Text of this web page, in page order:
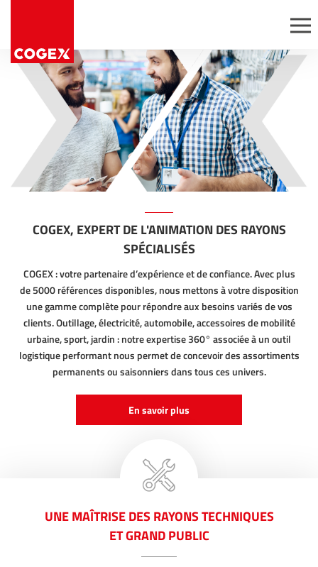
Expertise
Gammes
permanentes
Offres
promotionnelles
Opérations avec
services
Nous rejoindre
Découvrir Cogex
Postes ouverts
Candidatures
spontanées
Passez commande
COGEX, EXPERT DE L'ANIMATION DES RAYONS
SPÉCIALISÉS
COGEX : votre partenaire d’expérience et de confiance. Avec plus
de 5000 références disponibles, nous mettons à votre disposition
une gamme complète pour répondre aux besoins variés de vos
clients. Outillage, électricité, automobile, accessoires de mobilité
urbaine, sport, jardin : notre expertise 360° associée à un outil
logistique performant nous permet de concevoir des assortiments
permanents ou saisonniers dans tous ces univers.
En savoir plus
UNE MAÎTRISE DES RAYONS TECHNIQUES
ET GRAND PUBLIC